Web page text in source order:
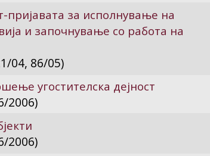
за исполнување на
и започнување со работа на
04, 86/05)
угостителска дејност
2006)
2006)